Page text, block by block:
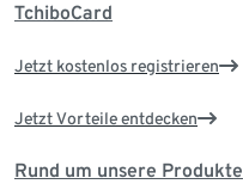
TchiboCard
Jetzt kostenlos registrieren
Jetzt Vorteile entdecken
Rund um unsere Produkte